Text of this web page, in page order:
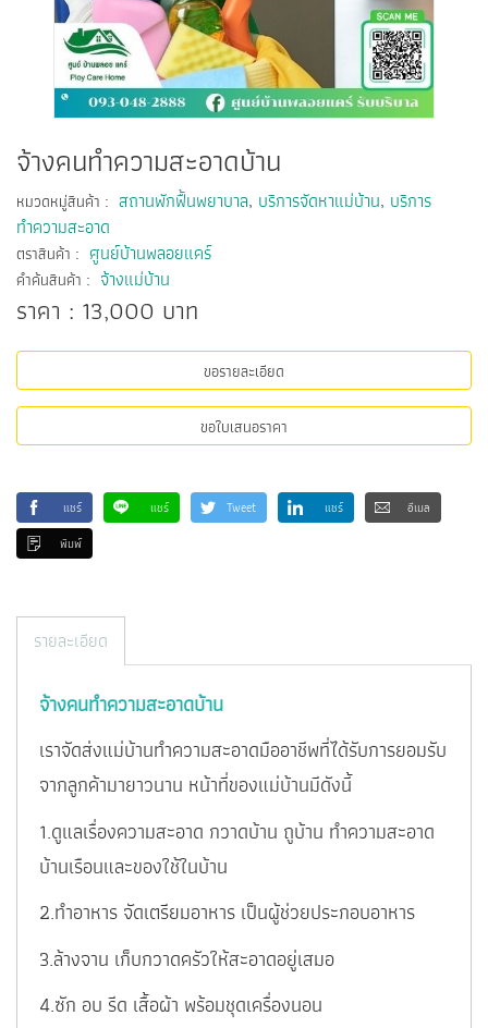
จ้างคนทำความสะอาดบ้าน
หมวดหมู่สินค้า : สถานพักฟื้นพยาบาล, บริการจัดหาแม่บ้าน, บริการ
ทำความสะอาด
ตราสินค้า : ศูนย์บ้านพลอยแคร์
คำค้นสินค้า : จ้างแม่บ้าน
ราคา : 13,000 บาท
ขอรายละเอียด
ขอใบเสนอราคา
แชร์ แชร์ Tweet แชร์
อีเมล
พิมพ์
รายละเอียด
จ้างคนทำความสะอาดบ้าน
เราจัดส่งแม่บ้านทำความสะอาดมืออาชีพที่ได้รับการยอมรับ
จากลูกค้ามายาวนาน หน้าที่ของแม่บ้านมีดังนี้
1.ดูแลเรื่องความสะอาด กวาดบ้าน ถูบ้าน ทำความสะอาด
บ้านเรือนและของใช้ในบ้าน
2.ทำอาหาร จัดเตรียมอาหาร เป็นผู้ช่วยประกอบอาหาร
3.ล้างจาน เก็บกวาดครัวให้สะอาดอยู่เสมอ
4.ซัก อบ รีด เสื้อผ้า พร้อมชุดเครื่องนอน